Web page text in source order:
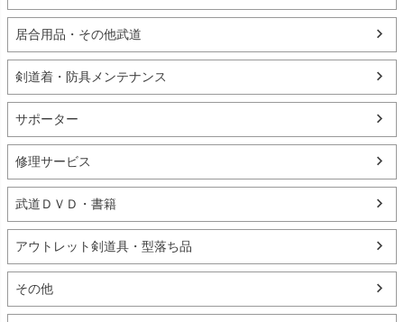
居合用品・その他武道
剣道着・防具メンテナンス
サポーター
修理サービス
武道ＤＶＤ・書籍
アウトレット剣道具・型落ち品
その他